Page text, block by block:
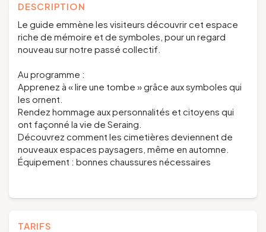
DESCRIPTION
Le guide emmène les visiteurs découvrir cet espace
riche de mémoire et de symboles, pour un regard
nouveau sur notre passé collectif.
Au programme :
Apprenez à « lire une tombe » grâce aux symboles qui
les ornent.
Rendez hommage aux personnalités et citoyens qui
ont façonné la vie de Seraing.
Découvrez comment les cimetières deviennent de
nouveaux espaces paysagers, même en automne.
Équipement : bonnes chaussures nécessaires
TARIFS